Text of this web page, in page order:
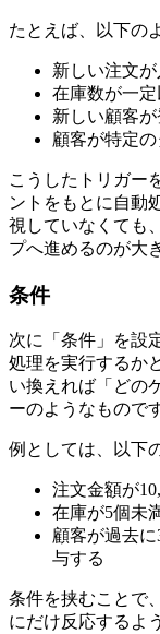
たとえば、以下の
新しい注文
在庫数が一
新しい顧客
顧客が特定
こうしたトリガー
ントをもとに自動
視していなくても
プへ進めるのが大
条件
次に「条件」を設
処理を実行するか
い換えれば「どの
ーのようなもので
例としては、以下
注文金額が
在庫が5個未
顧客が過去
与する
条件を挟むことで
にだけ反応するよ